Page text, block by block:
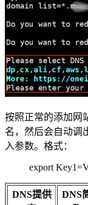
按照正常的添加网
名，然后会自动调
入参数。格式：
export
DNS提供
DNS